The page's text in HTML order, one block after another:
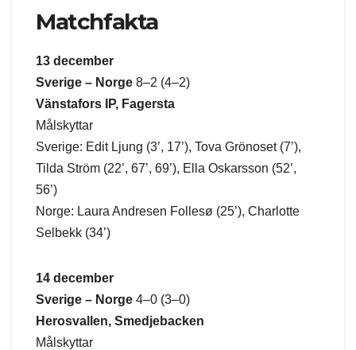
Matchfakta
13 december
Sverige – Norge 8–2 (4–2)
Vänstafors IP, Fagersta
Målskyttar
Sverige: Edit Ljung (3’, 17’), Tova Grönoset (7’),
Tilda Ström (22’, 67’, 69’), Ella Oskarsson (52’,
56’)
Norge: Laura Andresen Follesø (25’), Charlotte
Selbekk (34’)
14 december
Sverige – Norge 4–0 (3–0)
Herosvallen, Smedjebacken
Målskyttar